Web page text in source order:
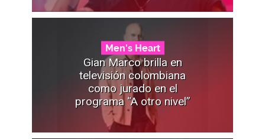
Men's Heart
Gian Marco brilla en
televisión colombiana
como jurado en el
programa “A otro nivel”